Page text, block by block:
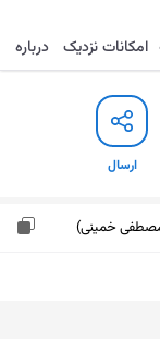
امکانات نزدیک درباره
ارسال
مصطفی خمینی)